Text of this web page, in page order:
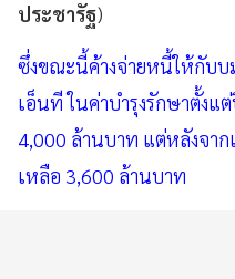
ประชารัฐ)
ซึ่งขณะนี้ค้างจ่ายหนี้ให้กับบ
เอ็นที ในค่าบำรุงรักษาตั้งแ
4,000 ล้านบาท แต่หลังจา
เหลือ 3,600 ล้านบาท